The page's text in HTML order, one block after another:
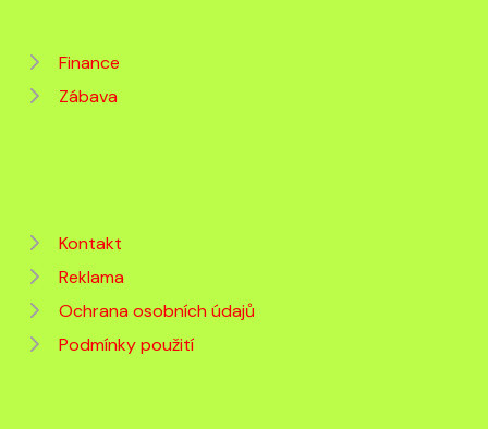
Finance
Zábava
Kontakt
Reklama
Ochrana osobních údajů
Podmínky použití